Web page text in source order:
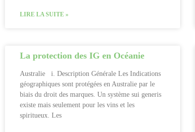
LIRE LA SUITE »
La protection des IG en Océanie
Australie i. Description Générale Les Indications
géographiques sont protégées en Australie par le
biais du droit des marques. Un système sui generis
existe mais seulement pour les vins et les
spiritueux. Les